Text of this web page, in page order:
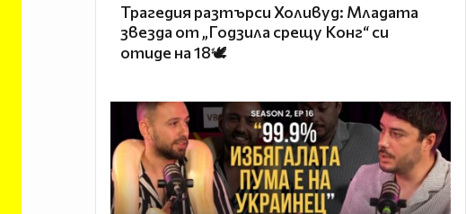
Трагедия разтърси Холивуд: Младата
звезда от „Годзила срещу Конг“ си
отиде на 18🕊️